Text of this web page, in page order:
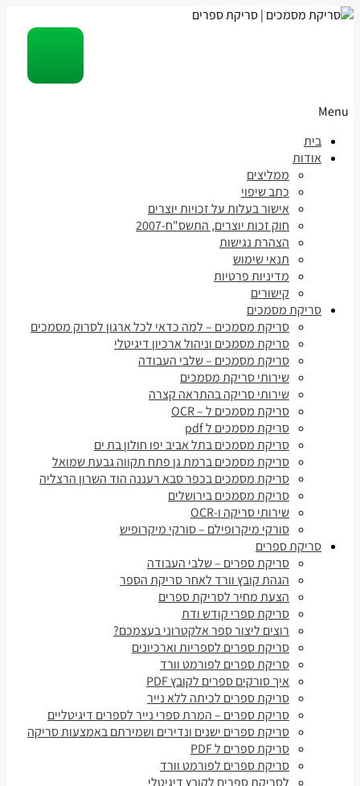
Skip בית
אודות
ממליצים
כתב שיפוי
אישור בעלות על זכויות יוצרים
חוק זכות יוצרים, התשס"ח-2007
הצהרת נגישות
תנאי שימוש
מדיניות פרטיות
קישורים
סריקת מסמכים
סריקת מסמכים – למה כדאי לכל ארגון לסרוק מסמכים
סריקת מסמכים וניהול ארכיון דיגיטלי
סריקת מסמכים – שלבי העבודה
שירותי סריקת מסמכים
שירותי סריקה בהתראה קצרה
סריקת מסמכים ל – OCR
סריקת מסמכים ל pdf
סריקת מסמכים בתל אביב יפו חולון בת ים
סריקת מסמכים ברמת גן פתח תקווה גבעת שמואל
סריקת מסמכים בכפר סבא רעננה הוד השרון הרצליה
סריקת מסמכים בירושלים
שירותי סריקה ו-OCR
סורקי מיקרופילם – סורקי מיקרופיש
סריקת ספרים
סריקת ספרים – שלבי העבודה
הגהת קובץ וורד לאחר סריקת הספר
הצעת מחיר לסריקת ספרים
סריקת ספרי קודש ודת
רוצים ליצור ספר אלקטרוני בעצמכם?
סריקת ספרים לספריות וארכיונים
סריקת ספרים לפורמט וורד
איך סורקים ספרים לקובץ PDF
סריקת ספרים לכיתה ללא נייר
סריקת ספרים – המרת ספרי נייר לספרים דיגיטליים
סריקת ספרים ישנים ונדירים ושמירתם באמצעות סריקה
סריקת ספרים ל PDF
סריקת ספרים לפורמט וורד
לסריקת ספרים לקובץ דיגיטלי